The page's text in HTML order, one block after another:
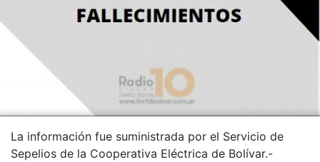
La información fue suministrada por el Servicio de
Sepelios de la Cooperativa Eléctrica de Bolívar.-